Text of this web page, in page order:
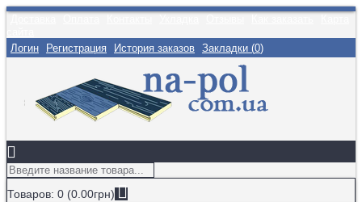
Логин
Регистрация История заказов Закладки (0)
Товаров: 0 (0.00грн)